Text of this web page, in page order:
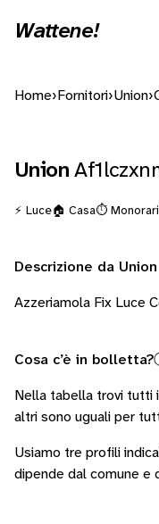
Wattene!
Home› Fornitori›Union›
Union
⚡ Luce🏠 Casa⏱️
Descrizione da Union
Azzeriamola Fix Luce
Cosa c’è in bolletta?
Nella tabella trovi tutti
altri sono uguali per
Usiamo tre profili
dipende dal comune e